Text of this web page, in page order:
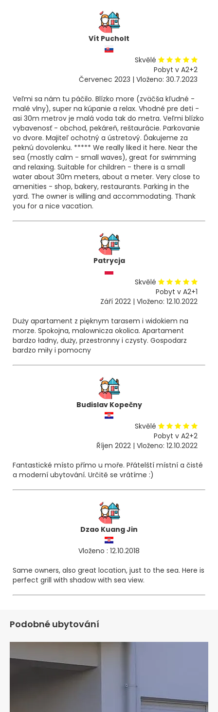
Vít Pucholt
Skvělé
Pobyt v A2+2
Červenec 2023 | Vloženo: 30.7.2023
Veľmi sa nám tu páčilo. Blízko more (zväčša kľudné -
malé vlny), super na kúpanie a relax. Vhodné pre deti -
asi 30m metrov je malá voda tak do metra. Veľmi blízko
vybavenosť - obchod, pekáreň, reštaurácie. Parkovanie
vo dvore. Majiteľ ochotný a ústretový. Ďakujeme za
peknú dovolenku. ***** We really liked it here. Near the
sea (mostly calm - small waves), great for swimming
and relaxing. Suitable for children - there is a small
water about 30m meters, about a meter. Very close to
amenities - shop, bakery, restaurants. Parking in the
yard. The owner is willing and accommodating. Thank
you for a nice vacation.
Patrycja
Skvělé
Pobyt v A2+1
Září 2022 | Vloženo: 12.10.2022
Duży apartament z pięknym tarasem i widokiem na
morze. Spokojna, malownicza okolica. Apartament
bardzo ładny, duży, przestronny i czysty. Gospodarz
bardzo miły i pomocny
Budislav Kopečny
Skvělé
Pobyt v A2+2
Říjen 2022 | Vloženo: 12.10.2022
Fantastické místo přímo u moře. Přátelští místní a čisté
a moderní ubytování. Určitě se vrátíme :)
Dzao Kuang Jin
Vloženo : 12.10.2018
Same owners, also great location, just to the sea. Here is
perfect grill with shadow with sea view.
Podobné ubytování